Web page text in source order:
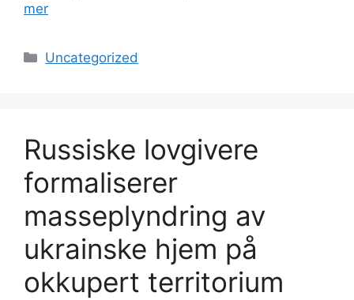
mer
Kategorier
Uncategorized
Russiske lovgivere
formaliserer
masseplyndring av
ukrainske hjem på
okkupert territorium